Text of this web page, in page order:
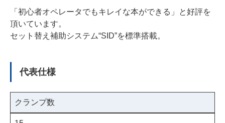
「初心者オペレータでもキレイな本ができる」と好評を
頂いています。
セット替え補助システム“SID”を標準搭載。
代表仕様
クランプ数